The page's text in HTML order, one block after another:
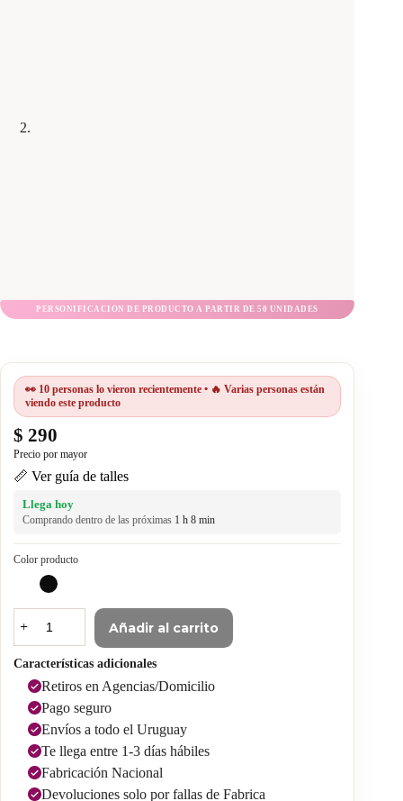
👀 10 personas lo vieron recientemente • 🔥 Varias personas están
viendo este producto
$ 290
📏 Ver guía de talles
Llega hoy
Comprando dentro de las próximas 1 h 8 min
Color producto
Añadir al carrito
Características adicionales
Retiros en Agencias/Domicilio
Pago seguro
Envíos a todo el Uruguay
Te llega entre 1-3 días hábiles
Fabricación Nacional
Devoluciones solo por fallas de Fabrica